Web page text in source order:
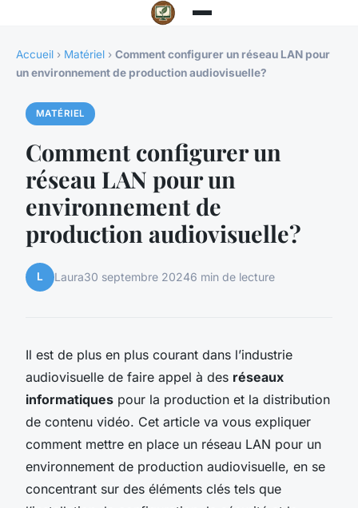
Accueil › Matériel › Comment configurer un réseau LAN pour
un environnement de production audiovisuelle?
MATÉRIEL
Comment configurer un
réseau LAN pour un
environnement de
production audiovisuelle?
L Laura30 septembre 20246 min de lecture
Il est de plus en plus courant dans l’industrie
audiovisuelle de faire appel à des réseaux
informatiques pour la production et la distribution
de contenu vidéo. Cet article va vous expliquer
comment mettre en place un réseau LAN pour un
environnement de production audiovisuelle, en se
concentrant sur des éléments clés tels que